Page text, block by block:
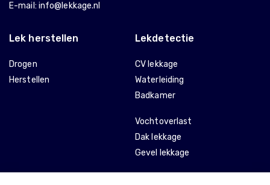
E-mail: info@lekkage.nl
Lekdetectie
CV lekkage
Waterleiding
Badkamer
Vochtoverlast
Dak lekkage
Gevel lekkage
Lek herstellen
Drogen
Herstellen